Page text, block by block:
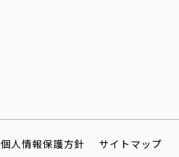
個人情報保護方針 サイトマップ